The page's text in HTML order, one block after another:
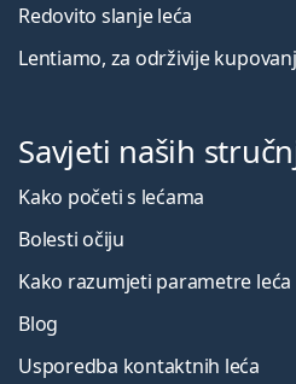
Redovito slanje leća
Lentiamo, za održivije
Savjeti naših
Kako početi s lećama
Bolesti očiju
Kako razumjeti parametre leća
Blog
Usporedba kontaktnih leća